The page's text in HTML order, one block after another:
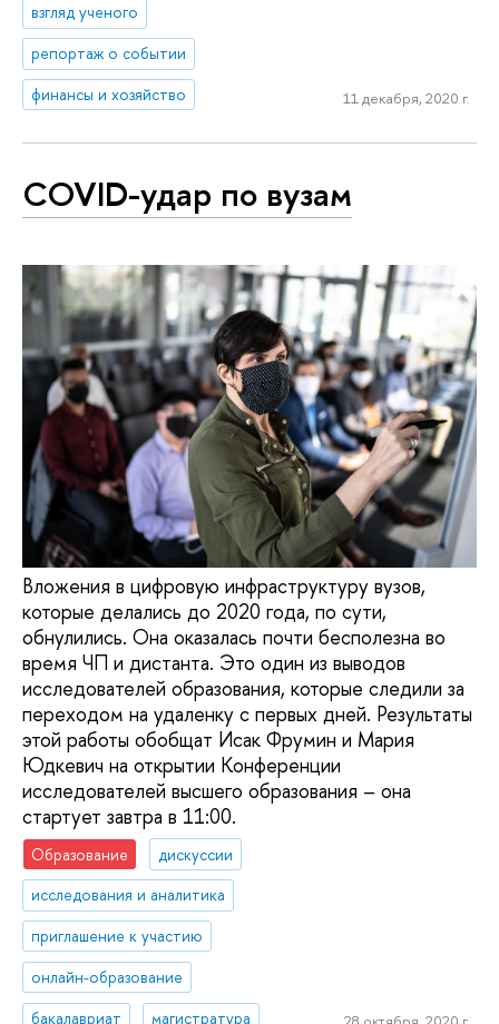
взгляд ученого
репортаж о событии
финансы и хозяйство
11 декабря, 2020 г.
COVID-удар по вузам
Вложения в цифровую инфраструктуру вузов,
которые делались до 2020 года, по сути,
обнулились. Она оказалась почти бесполезна во
время ЧП и дистанта. Это один из выводов
исследователей образования, которые следили за
переходом на удаленку с первых дней. Результаты
этой работы обобщат Исак Фрумин и Мария
Юдкевич на открытии Конференции
исследователей высшего образования – она
стартует завтра в 11:00.
Образование
дискуссии
исследования и аналитика
приглашение к участию
онлайн-образование
бакалавриат
магистратура